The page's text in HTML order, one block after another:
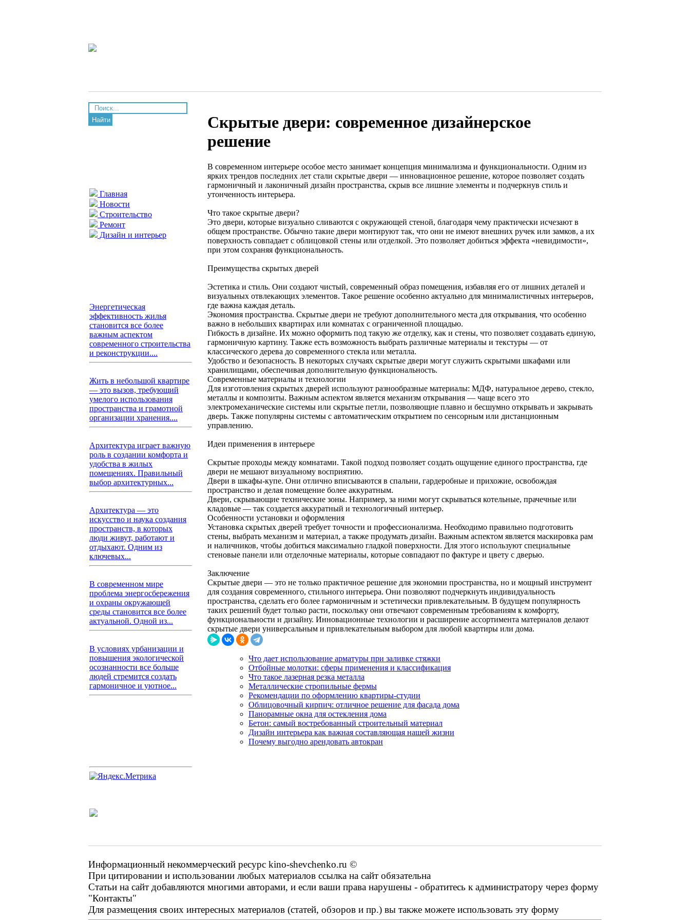
Найти
Главная
Новости
Строительство
Ремонт
Дизайн и интерьер
Энергетическая
эффективность жилья
становится все более
важным аспектом
современного строительства
и реконструкции....
Жить в небольшой квартире
— это вызов, требующий
умелого использования
пространства и грамотной
организации хранения....
Архитектура играет важную
роль в создании комфорта и
удобства в жилых
помещениях. Правильный
выбор архитектурных...
Архитектура — это
искусство и наука создания
пространств, в которых
люди живут, работают и
отдыхают. Одним из
ключевых...
В современном мире
проблема энергосбережения
и охраны окружающей
среды становится все более
актуальной. Одной из...
В условиях урбанизации и
повышения экологической
осознанности все больше
людей стремится создать
гармоничное и уютное...
Скрытые двери: современное дизайнерское
решение
В современном интерьере особое место занимает концепция минимализма и функциональности. Одним из
ярких трендов последних лет стали скрытые двери — инновационное решение, которое позволяет создать
гармоничный и лаконичный дизайн пространства, скрыв все лишние элементы и подчеркнув стиль и
утонченность интерьера.
Что такое скрытые двери?
Это двери, которые визуально сливаются с окружающей стеной, благодаря чему практически исчезают в
общем пространстве. Обычно такие двери монтируют так, что они не имеют внешних ручек или замков, а их
поверхность совпадает с облицовкой стены или отделкой. Это позволяет добиться эффекта «невидимости»,
при этом сохраняя функциональность.
Преимущества скрытых дверей
Эстетика и стиль. Они создают чистый, современный образ помещения, избавляя его от лишних деталей и
визуальных отвлекающих элементов. Такое решение особенно актуально для минималистичных интерьеров,
где важна каждая деталь.
Экономия пространства. Скрытые двери не требуют дополнительного места для открывания, что особенно
важно в небольших квартирах или комнатах с ограниченной площадью.
Гибкость в дизайне. Их можно оформить под такую же отделку, как и стены, что позволяет создавать единую,
гармоничную картину. Также есть возможность выбрать различные материалы и текстуры — от
классического дерева до современного стекла или металла.
Удобство и безопасность. В некоторых случаях скрытые двери могут служить скрытыми шкафами или
хранилищами, обеспечивая дополнительную функциональность.
Современные материалы и технологии
Для изготовления скрытых дверей используют разнообразные материалы: МДФ, натуральное дерево, стекло,
металлы и композиты. Важным аспектом является механизм открывания — чаще всего это
электромеханические системы или скрытые петли, позволяющие плавно и бесшумно открывать и закрывать
дверь. Также популярны системы с автоматическим открытием по сенсорным или дистанционным
управлению.
Идеи применения в интерьере
Скрытые проходы между комнатами. Такой подход позволяет создать ощущение единого пространства, где
двери не мешают визуальному восприятию.
Двери в шкафы-купе. Они отлично вписываются в спальни, гардеробные и прихожие, освобождая
пространство и делая помещение более аккуратным.
Двери, скрывающие технические зоны. Например, за ними могут скрываться котельные, прачечные или
кладовые — так создается аккуратный и технологичный интерьер.
Особенности установки и оформления
Установка скрытых дверей требует точности и профессионализма. Необходимо правильно подготовить
стены, выбрать механизм и материал, а также продумать дизайн. Важным аспектом является маскировка рам
и наличников, чтобы добиться максимально гладкой поверхности. Для этого используют специальные
стеновые панели или отделочные материалы, которые совпадают по фактуре и цвету с дверью.
Заключение
Скрытые двери — это не только практичное решение для экономии пространства, но и мощный инструмент
для создания современного, стильного интерьера. Они позволяют подчеркнуть индивидуальность
пространства, сделать его более гармоничным и эстетически привлекательным. В будущем популярность
таких решений будет только расти, поскольку они отвечают современным требованиям к комфорту,
функциональности и дизайну. Инновационные технологии и расширение ассортимента материалов делают
скрытые двери универсальным и привлекательным выбором для любой квартиры или дома.
Что дает использование арматуры при заливке стяжки
Отбойные молотки: сферы применения и классификация
Что такое лазерная резка металла
Металлические стропильные фермы
Рекомендации по оформлению квартиры-студии
Облицовочный кирпич: отличное решение для фасада дома
Панорамные окна для остекления дома
Бетон: самый востребованный строительный материал
Дизайн интерьера как важная составляющая нашей жизни
Почему выгодно арендовать автокран
Информационный некоммерческий ресурс kino-shevchenko.ru ©
При цитировании и использовании любых материалов ссылка на сайт обязательна
Статьи на сайт добавляются многими авторами, и если ваши права нарушены - обратитесь к администратору через форму
"Контакты"
Для размещения своих интересных материалов (статей, обзоров и пр.) вы также можете использовать эту форму